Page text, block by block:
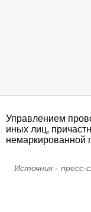
Управлением
иных лиц,
немаркированной
Источник - пресс-